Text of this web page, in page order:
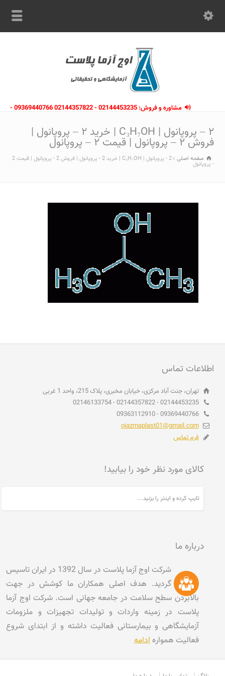
مشاوره و فروش: 02144453235 - 02144357822 09369440766 -
۲ – پروپانول | C₃H₇OH | خرید ۲ – پروپانول |
فروش ۲ – پروپانول | قیمت ۲ – پروپانول
صفحه اصلی 2 - پروپانول | C₃H₇OH | خرید 2 - پروپانول | فروش 2 - پروپانول | قیمت 2
- پروپانول
اطلاعات تماس
تهران، جنت آباد مرکزی، خیابان مخبری، پلاک 215، واحد 1 غربی
02144453235 - 02144357822 - 02146133754
09369440766 - 09363112910
ojazmaplast01@gmail.com
فرم تماس
کالای مورد نظر خود را بیابید!
درباره ما
شرکت اوج آزما پلاست در سال 1392 در ایران تاسیس
گردید. هدف اصلی همکاران ما کوشش در جهت
بالابردن سطح سلامت در جامعه جهانی است. شرکت اوج آزما
پلاست در زمینه واردات و تولیدات تجهیزات و ملزومات
آزمایشگاهی و بیمارستانی فعالیت داشته و از ابتدای شروع
فعالیت هموارهادامه